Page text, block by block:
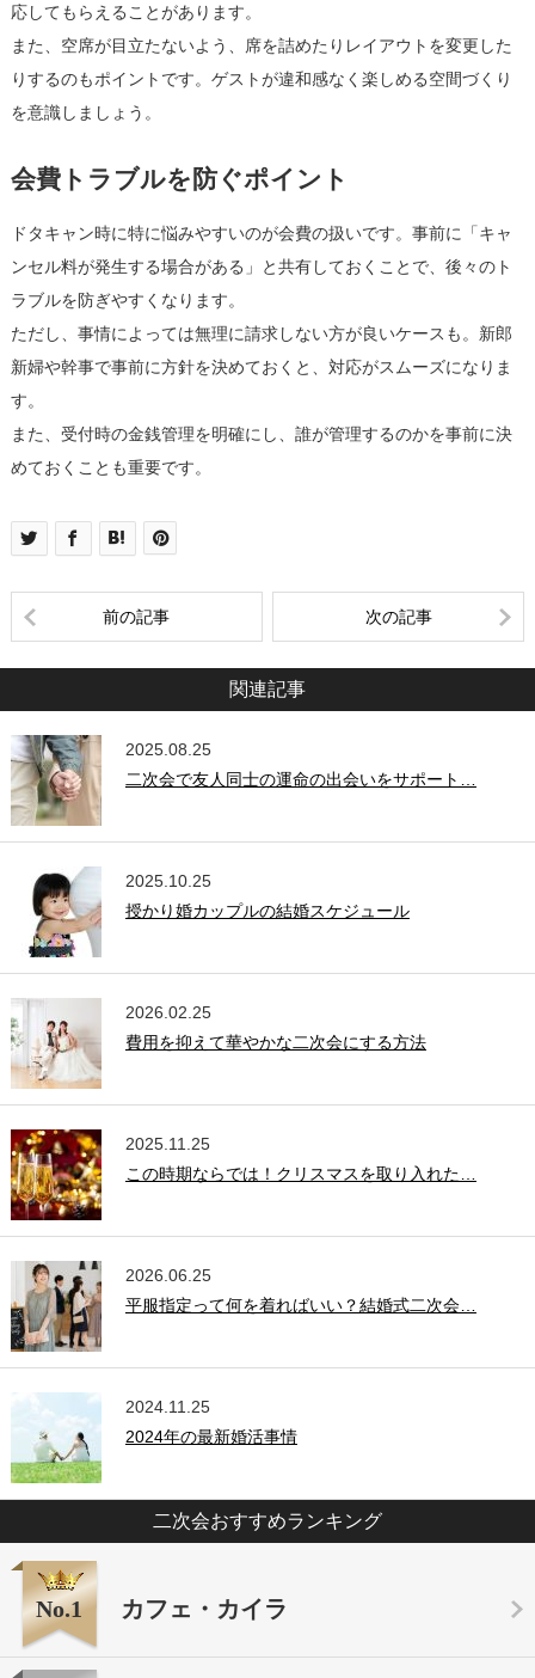
応してもらえることがあります。
また、空席が目立たないよう、席を詰めたりレイアウトを変更した
りするのもポイントです。ゲストが違和感なく楽しめる空間づくり
を意識しましょう。
会費トラブルを防ぐポイント
ドタキャン時に特に悩みやすいのが会費の扱いです。事前に「キャ
ンセル料が発生する場合がある」と共有しておくことで、後々のト
ラブルを防ぎやすくなります。
ただし、事情によっては無理に請求しない方が良いケースも。新郎
新婦や幹事で事前に方針を決めておくと、対応がスムーズになりま
す。
また、受付時の金銭管理を明確にし、誰が管理するのかを事前に決
めておくことも重要です。
前の記事 次の記事
関連記事
2025.08.25
二次会で友人同士の運命の出会いをサポート…
2025.10.25
授かり婚カップルの結婚スケジュール
2026.02.25
費用を抑えて華やかな二次会にする方法
2025.11.25
この時期ならでは！クリスマスを取り入れた…
2026.06.25
平服指定って何を着ればいい？結婚式二次会…
2024.11.25
2024年の最新婚活事情
二次会おすすめランキング
No.1 カフェ・カイラ